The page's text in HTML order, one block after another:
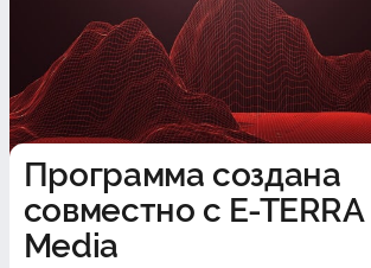
Программа создана
совместно с E-TERRA
Media